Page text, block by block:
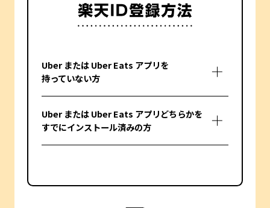
Uber または Uber Eats アプリを
持っていない方
Uber または Uber Eats アプリどちらかを
すでにインストール済みの方